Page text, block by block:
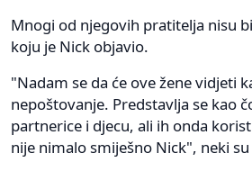
Mnogi od njegovih pratitelja nisu
koju je Nick objavio.
"Nadam se da će ove žene vidjeti
nepoštovanje. Predstavlja se kao
partnerice i djecu, ali ih onda
nije nimalo smiješno Nick", neki